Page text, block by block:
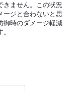
きません。この状況
ージと合わないと思
御時のダメージ軽減